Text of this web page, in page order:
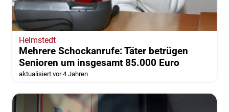
Helmstedt
Mehrere Schockanrufe: Täter betrügen
Senioren um insgesamt 85.000 Euro
aktualisiert vor 4 Jahren